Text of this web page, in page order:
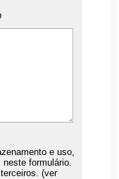
e uso,
formulário.
(ver